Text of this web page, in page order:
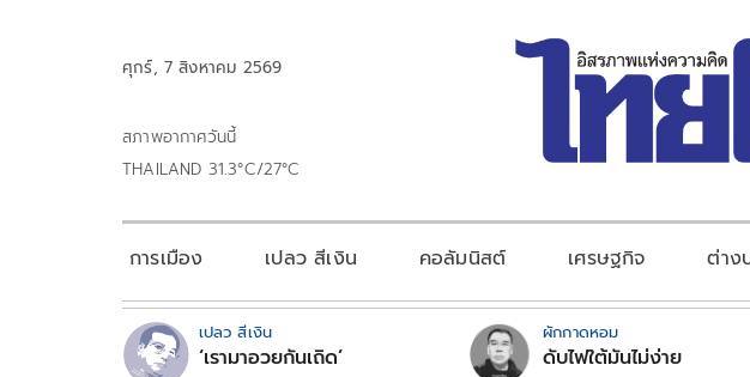
ศุกร์, 7 สิงหาคม 2569
สภาพอากาศวันนี้
THAILAND 31.3°C/27°C
การเมือง เปลว สีเงิน คอลัมนิสต์ เศรษฐกิจ ต่าง
เปลว สีเงิน
‘เรามาอวยกันเถิด’
ผักกาดหอม
ดับไฟใต้มันไม่ง่าย